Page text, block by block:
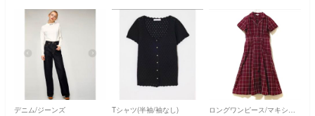
デニム/ジーンズ Tシャツ(半袖/袖なし) ロングワンピース/マキシワンピース